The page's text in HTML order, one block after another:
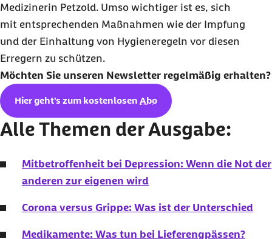
Medizinerin Petzold. Umso wichtiger ist es, sich
mit entsprechenden Maßnahmen wie der Impfung
und der Einhaltung von Hygieneregeln vor diesen
Erregern zu schützen.
Möchten Sie unseren Newsletter regelmäßig erhalten?
Hier geht's zum kostenlosen Abo
Alle Themen der Ausgabe:
Mitbetroffenheit bei Depression: Wenn die Not der
anderen zur eigenen wird
Corona versus Grippe: Was ist der Unterschied
Medikamente: Was tun bei Lieferengpässen?